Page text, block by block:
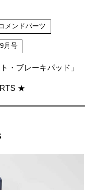
メンドパーツ
月号
・ブレーキパッド」
★